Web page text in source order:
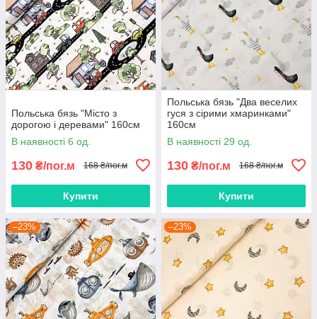
Польська бязь "Місто з
дорогою і деревами" 160см
В наявності 6 од.
130 ₴/пог.м 168 ₴/пог.м
Купити
Польська бязь "Два веселих
гуся з сірими хмаринками"
160см
В наявності 29 од.
130 ₴/пог.м 168 ₴/пог.м
Купити
–23% –23%